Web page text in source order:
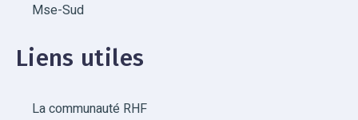
Mse-Sud
Liens utiles
La communauté RHF